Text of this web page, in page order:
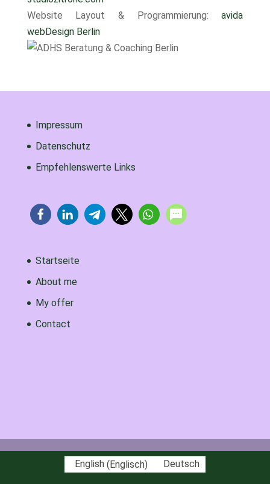
Website Layout & Programmierung:avida
webDesign Berlin
Impressum
Datenschutz
Empfehlenswerte Links
Startseite
About me
My offer
Contact
English(Englisch) Deutsch